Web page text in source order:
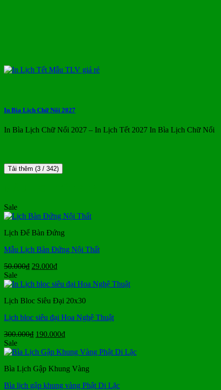
In Bìa Lịch Chữ Nổi 2027
In Bìa Lịch Chữ Nổi 2027 – In Lịch Tết 2027 In Bìa Lịch Chữ Nổi
Tải thêm (3 / 342)
Sale
Lịch Để Bàn Đứng
Mẫu Lịch Bàn Đứng Nội Thất
50.000₫ Giá
là:
29.000₫Giá
tại
29.000₫.
Sale
Lịch Bloc Siêu Đại 20x30
Lịch bloc siêu đại Hoa Nghệ Thuật
300.000₫ Giá
là:
190.000₫Giá
tại
190.000₫.
Sale
Bìa Lịch Gập Khung Vàng
Bìa lịch gập khung vàng Phật Di Lặc